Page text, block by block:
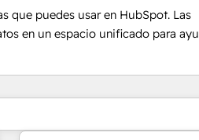
que puedes usar en HubSpot. Las
en un espacio unificado para